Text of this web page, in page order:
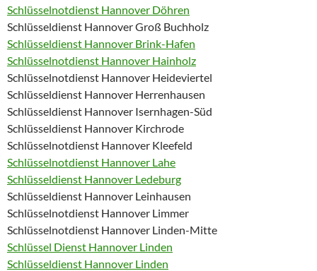
Schlüsselnotdienst Hannover Döhren
Schlüsseldienst Hannover Groß Buchholz
Schlüsseldienst Hannover Brink-Hafen
Schlüsselnotdienst Hannover Hainholz
Schlüsselnotdienst Hannover Heideviertel
Schlüsseldienst Hannover Herrenhausen
Schlüsseldienst Hannover Isernhagen-Süd
Schlüsseldienst Hannover Kirchrode
Schlüsselnotdienst Hannover Kleefeld
Schlüsselnotdienst Hannover Lahe
Schlüsseldienst Hannover Ledeburg
Schlüsseldienst Hannover Leinhausen
Schlüsselnotdienst Hannover Limmer
Schlüsselnotdienst Hannover Linden-Mitte
Schlüssel Dienst Hannover Linden
Schlüsseldienst Hannover Linden